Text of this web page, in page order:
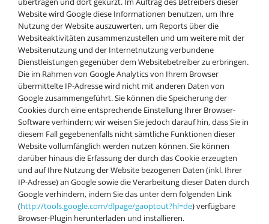
Website wird Google diese Informationen benutzen, um Ihre
Nutzung der Website auszuwerten, um Reports über die
Websiteaktivitäten zusammenzustellen und um weitere mit der
Websitenutzung und der Internetnutzung verbundene
Dienstleistungen gegenüber dem Websitebetreiber zu erbringen.
Die im Rahmen von Google Analytics von Ihrem Browser
übermittelte IP-Adresse wird nicht mit anderen Daten von
Google zusammengeführt. Sie können die Speicherung der
Cookies durch eine entsprechende Einstellung Ihrer Browser-
Software verhindern; wir weisen Sie jedoch darauf hin, dass Sie in
diesem Fall gegebenenfalls nicht sämtliche Funktionen dieser
Website vollumfänglich werden nutzen können. Sie können
darüber hinaus die Erfassung der durch das Cookie erzeugten
und auf Ihre Nutzung der Website bezogenen Daten (inkl. Ihrer
IP-Adresse) an Google sowie die Verarbeitung dieser Daten durch
Google verhindern, indem Sie das unter dem folgenden Link
(http://tools.google.com/dlpage/gaoptout?hl=de) verfügbare
Browser-Plugin herunterladen und installieren.